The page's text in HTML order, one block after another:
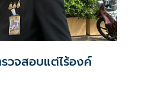
วจสอบแต่ไร้องค์